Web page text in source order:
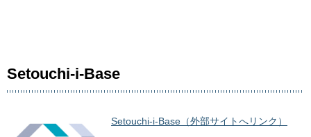
Setouchi-i-Base
Setouchi-i-Base（外部サイトへリンク）